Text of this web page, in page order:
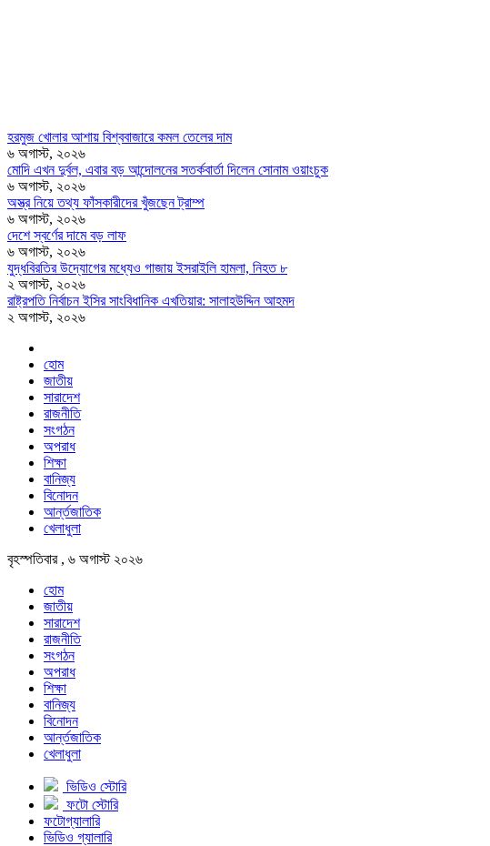
হরমুজ খোলার আশায় বিশ্ববাজারে কমল তেলের দাম
৬ অগাস্ট, ২০২৬
মোদি এখন দুর্বল, এবার বড় আন্দোলনের সতর্কবার্তা দিলেন সোনাম ওয়াংচুক
৬ অগাস্ট, ২০২৬
অস্ত্র নিয়ে তথ্য ফাঁসকারীদের খুঁজছেন ট্রাম্প
৬ অগাস্ট, ২০২৬
দেশে স্বর্ণের দামে বড় লাফ
৬ অগাস্ট, ২০২৬
যুদ্ধবিরতির উদ্যোগের মধ্যেও গাজায় ইসরাইলি হামলা, নিহত ৮
২ অগাস্ট, ২০২৬
রাষ্ট্রপতি নির্বাচন ইসির সাংবিধানিক এখতিয়ার: সালাহউদ্দিন আহমদ
২ অগাস্ট, ২০২৬
হোম
জাতীয়
সারাদেশ
রাজনীতি
সংগঠন
অপরাধ
শিক্ষা
বানিজ্য
বিনোদন
আর্ন্তজাতিক
খেলাধুলা
বৃহস্পতিবার , ৬ অগাস্ট ২০২৬
হোম
জাতীয়
সারাদেশ
রাজনীতি
সংগঠন
অপরাধ
শিক্ষা
বানিজ্য
বিনোদন
আর্ন্তজাতিক
খেলাধুলা
ভিডিও স্টোরি
ফটো স্টোরি
ফটোগ্যালারি
ভিডিও গ্যালারি